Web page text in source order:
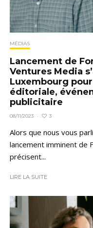
MÉDIAS
Lancement de
Ventures Media
Luxembourg
éditoriale,
publicitaire
08/11/2023 · 3
Alors que nous vous
lancement imminent de
précisent...
LIRE LA SUITE